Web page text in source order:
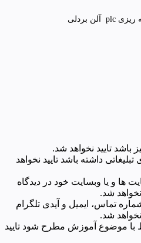
باشد تایید نخواهد شد.
داشته باشد تایید نخواهد
ها و یا وبسایت خود در دیدگاه
نخواهد شد.
تماس، ایمیل و آیدی تلگرام
نخواهد شد.
با موضوع آموزش مطرح شود تایید